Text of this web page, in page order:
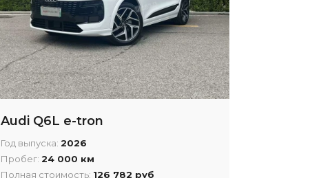
Audi Q6L e-tron
Год выпуска:2026
Пробег:24 000 км
Полная стоимость: 126 782 руб